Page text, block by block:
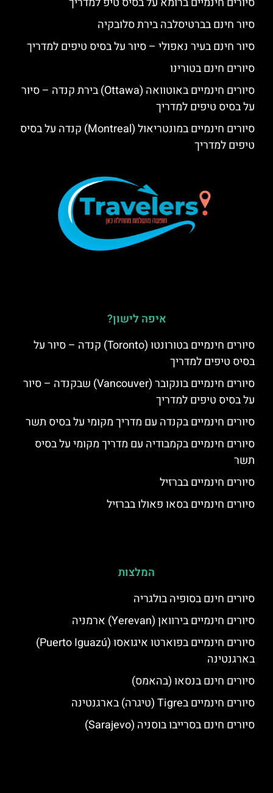
סיור חינם בברטיסלבה בירת סלובקיה
סיור חינם בעיר נאפולי – סיור על בסיס טיפים למדריך
סיורים חינם בטורינו
סיורים חינמיים באוטוואה (Ottawa) בירת קנדה – סיור
על בסיס טיפים למדריך
סיורים חינמיים במונטריאול (Montreal) קנדה על בסיס
טיפים למדריך
איפה לישון?
סיורים חינמיים בטורונטו (Toronto) קנדה – סיור על
בסיס טיפים למדריך
סיורים חינמיים בונקובר (Vancouver) שבקנדה – סיור
על בסיס טיפים למדריך
סיורים חינמיים בקנדה עם מדריך מקומי על בסיס תשר
סיורים חינמיים בקמבודיה עם מדריך מקומי על בסיס
תשר
סיורים חינמיים בברזיל
סיורים חינמיים בסאו פאולו בברזיל
המלצות
סיורים חינם בסופיה בולגריה
סיורים חינמיים בירוואן (Yerevan) ארמניה
סיורים חינמיים בפוארטו איגואסו (Puerto Iguazú)
בארגנטינה
סיורים חינם בנסאו (בהאמס)
סיורים חינמיים בTigre (טיגרה) בארגנטינה
סיורים חינם בסרייבו בוסניה (Sarajevo)